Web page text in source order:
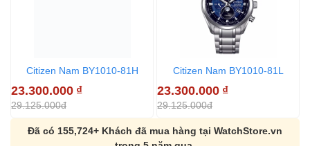
Citizen Nam BY1010-81H
23.300.000 ₫
29.125.000đ
Citizen Nam BY1010-81L
23.300.000 ₫
29.125.000đ
Đã có 155,724+ Khách đã mua hàng tại WatchStore.vn